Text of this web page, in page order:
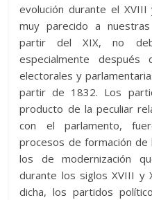
evolución durante el
muy parecido a
partir del XIX, no
especialmente
electorales y
partir de 1832. Los
producto de la peculiar
con el parlamento,
procesos de formación
los de modernización
durante los siglos XVIII y
dicha, los partidos